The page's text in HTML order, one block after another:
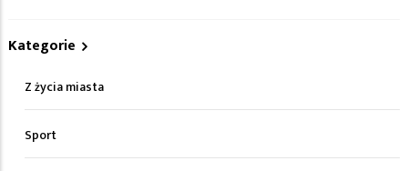
Kategorie
Z życia miasta
Sport